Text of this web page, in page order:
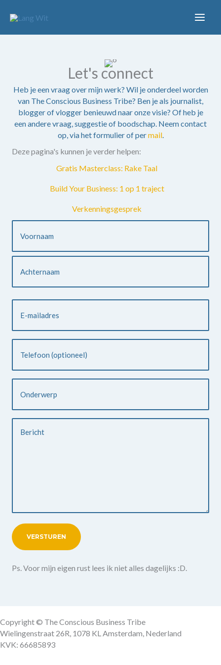
naar
Let's connect
Heb je een vraag over mijn werk? Wil je onderdeel worden
van The Conscious Business Tribe? Ben je als journalist,
blogger of vlogger benieuwd naar onze visie? Of heb je
een andere vraag, suggestie of boodschap. Neem contact
op, via het formulier of permail.
Deze pagina's kunnen je verder helpen:
Gratis Masterclass: Rake Taal
Build Your Business: 1 op 1 traject
Verkenningsgesprek
Ps. Voor mijn eigen rust lees ik niet alles dagelijks :D.
Copyright © The Conscious Business Tribe
Wielingenstraat 26R, 1078 KL Amsterdam, Nederland
KVK: 66685893